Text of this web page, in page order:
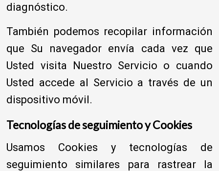
diagnóstico.
También podemos recopilar información
que Su navegador envía cada vez que
Usted visita Nuestro Servicio o cuando
Usted accede al Servicio a través de un
dispositivo móvil.
Tecnologías de seguimiento y Cookies
Usamos Cookies y tecnologías de
seguimiento similares para rastrear la